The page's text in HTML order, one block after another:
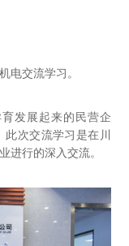
电交流学习。
发展起来的民营企
次交流学习是在川
进行的深入交流。